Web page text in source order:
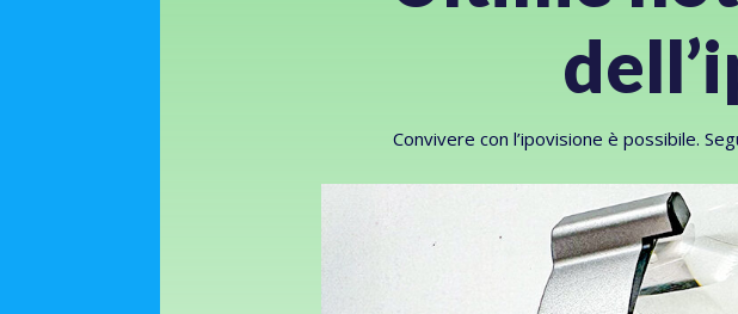
Convivere con l’ipovisione è possibile.